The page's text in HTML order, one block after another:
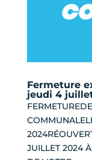
Fermeture
jeudi 4
JUILLET 2024